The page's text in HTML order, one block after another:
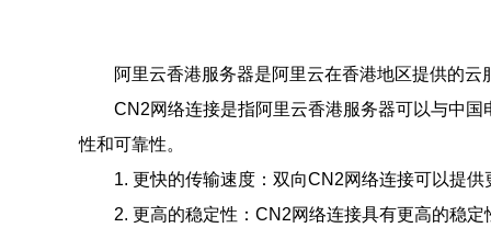
阿里云香港服务器是阿里云在香港地区提供的
CN2网络连接是指阿里云香港服务器可以与中
性和可靠性。
1. 更快的传输速度：双向CN2网络连接可以提
2. 更高的稳定性：CN2网络连接具有更高的稳